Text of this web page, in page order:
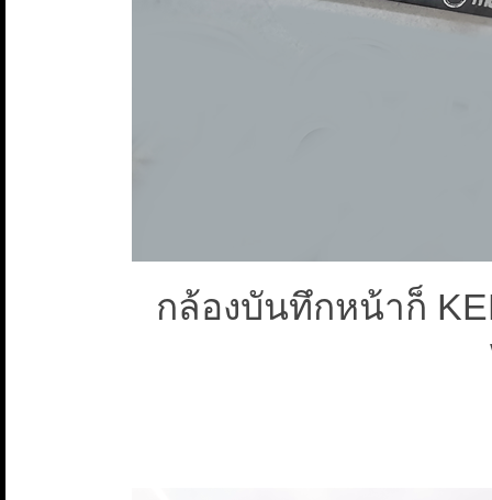
กล้องบันทึกหน้าก็